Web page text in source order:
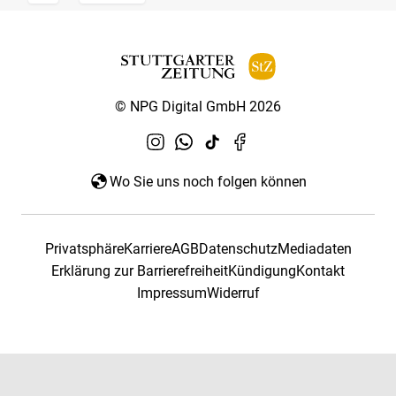
© NPG Digital GmbH 2026
Wo Sie uns noch folgen können
PrivatsphäreKarriereAGBDatenschutzMediadaten
Erklärung zur BarrierefreiheitKündigungKontakt
ImpressumWiderruf